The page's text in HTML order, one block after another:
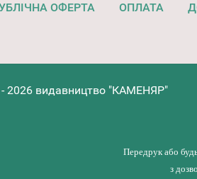
ОФЕРТА ОПЛАТА
2026 видавництво "КАМЕНЯР"
Передрук або
з